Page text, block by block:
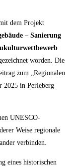
dem Projekt
– Sanierung
worden. Die
zum „Regionalen
2025 in Perleberg
UNESCO-
Weise regionale
verbinden.
eines historischen